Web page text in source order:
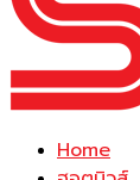
Home